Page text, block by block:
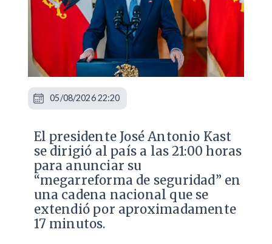
El presidente José Antonio Kast
se dirigió al país a las 21:00 horas
para anunciar su
“megarreforma de seguridad” en
una cadena nacional que se
extendió por aproximadamente
17 minutos.
05/08/2026 22:20